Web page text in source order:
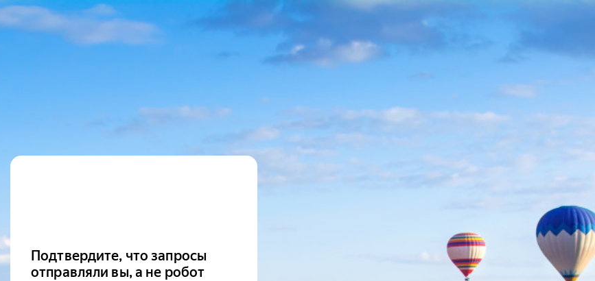
Подтвердите, что запросы
отправляли вы, а не робот